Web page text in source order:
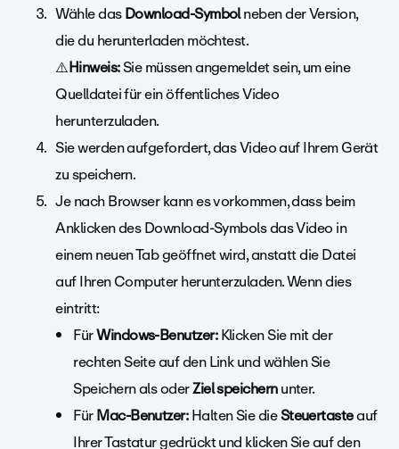
Wähle dasDownload-Symbolneben der Version,
die du herunterladen möchtest.
⚠️Hinweis:Sie müssen angemeldet sein, um eine
Quelldatei für ein öffentliches Video
herunterzuladen.
Sie werden aufgefordert, das Video auf Ihrem Gerät
zu speichern.
Je nach Browser kann es vorkommen, dass beim
Anklicken des Download-Symbols das Video in
einem neuen Tab geöffnet wird, anstatt die Datei
auf Ihren Computer herunterzuladen. Wenn dies
eintritt:
FürWindows-Benutzer:Klicken Sie mit der
rechten Seite auf den Link und wählenSie
Speichern als oderZiel speichernunter.
FürMac-Benutzer:Halten Sie dieSteuertasteauf
Ihrer Tastatur gedrückt und klicken Sie auf den